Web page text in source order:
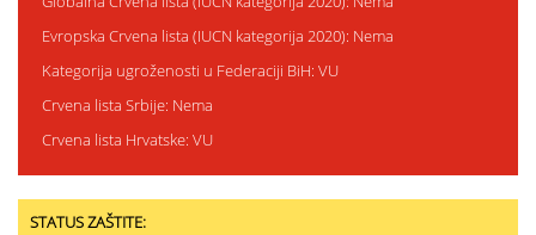
Evropska Crvena lista (IUCN kategorija 2020): Nema
Kategorija ugroženosti u Federaciji BiH: VU
Crvena lista Srbije: Nema
Crvena lista Hrvatske: VU
STATUS ZAŠTITE: